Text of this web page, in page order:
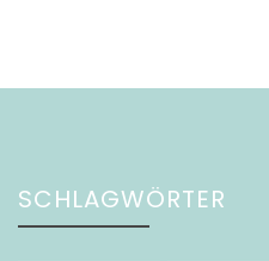
SCHLAGWÖRTER